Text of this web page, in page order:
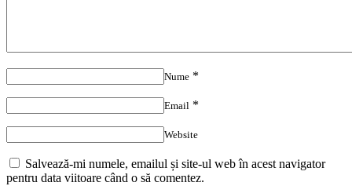
Nume *
Email *
Website
Salvează-mi numele, emailul și site-ul web în acest navigator
pentru data viitoare când o să comentez.